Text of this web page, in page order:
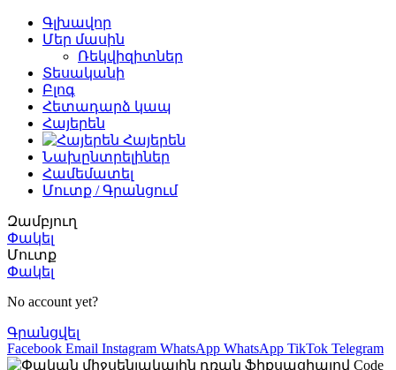
Գլխավոր
Մեր մասին
Ռեկվիզիտներ
Տեսականի
Բլոգ
Հետադարձ կապ
Հայերեն
Հայերեն
Նախընտրելիներ
Համեմատել
Մուտք / Գրանցում
Զամբյուղ
Փակել
Մուտք
Փակել
No account yet?
Գրանցվել
Facebook Email Instagram WhatsApp WhatsApp TikTok Telegram